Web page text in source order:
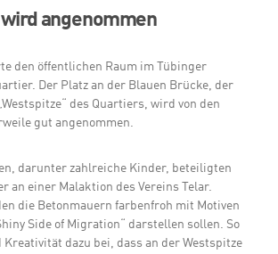
angenommen
den öffentlichen Raum im Tübinger
Der Platz an der Blauen Brücke, der
des Quartiers, wird von den
gut angenommen.
darunter zahlreiche Kinder, beteiligten
an einer Malaktion des Vereins Telar.
die Betonmauern farbenfroh mit Motiven
Side of Migration“ darstellen sollen. So
dazu bei, dass an der Westspitze